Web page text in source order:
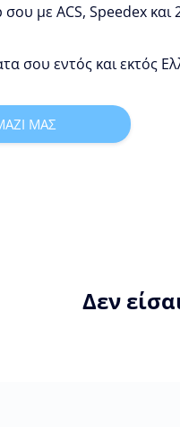
με ACS, Speedex και
σου εντός και εκτός
ΜΑΣ
Δεν